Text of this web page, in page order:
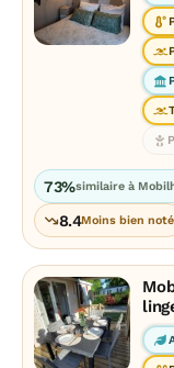
73%similaire à
8.4Moins bien noté